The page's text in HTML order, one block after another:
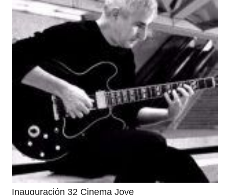
Inauguración 32 Cinema Jove